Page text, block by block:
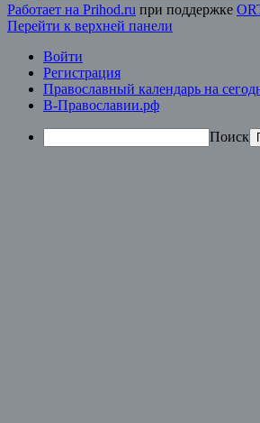
Работает на Prihod.ru при поддержке
Перейти к верхней панели
Войти
Регистрация
Православный календарь на
В-Православии.рф
Поиск